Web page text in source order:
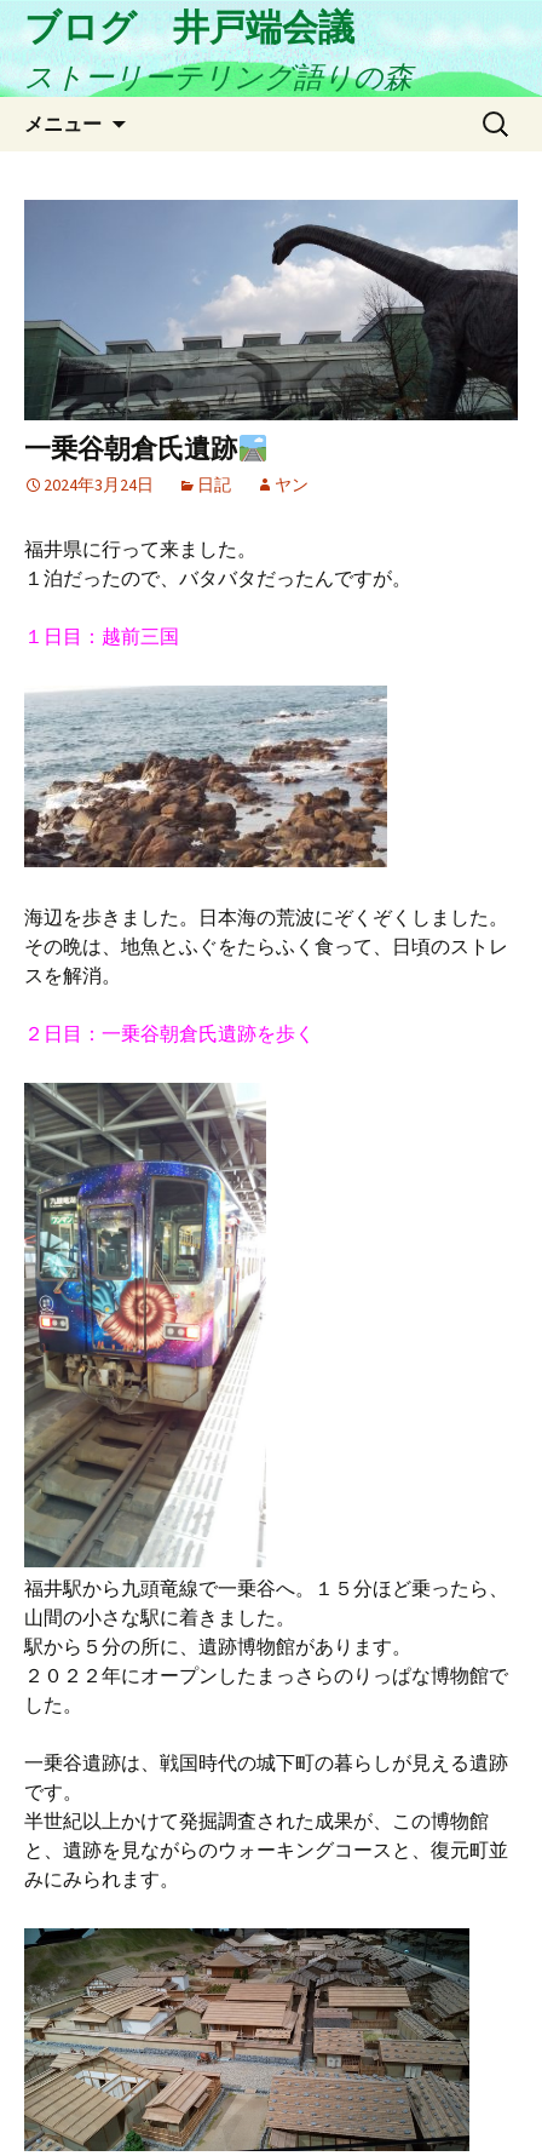
ブログ 井戸端会議
ストーリーテリング語りの森
メニュー
ン
ッ
プ
検
一乗谷朝倉氏遺跡
2024年3月24日 日記 ヤン
福井県に行って来ました。
１泊だったので、バタバタだったんですが。
１日目：越前三国
海辺を歩きました。日本海の荒波にぞくぞくしました。
その晩は、地魚とふぐをたらふく食って、日頃のストレ
スを解消。
２日目：一乗谷朝倉氏遺跡を歩く
福井駅から九頭竜線で一乗谷へ。１５分ほど乗ったら、
山間の小さな駅に着きました。
駅から５分の所に、遺跡博物館があります。
２０２２年にオープンしたまっさらのりっぱな博物館で
した。
一乗谷遺跡は、戦国時代の城下町の暮らしが見える遺跡
です。
半世紀以上かけて発掘調査された成果が、この博物館
と、遺跡を見ながらのウォーキングコースと、復元町並
みにみられます。